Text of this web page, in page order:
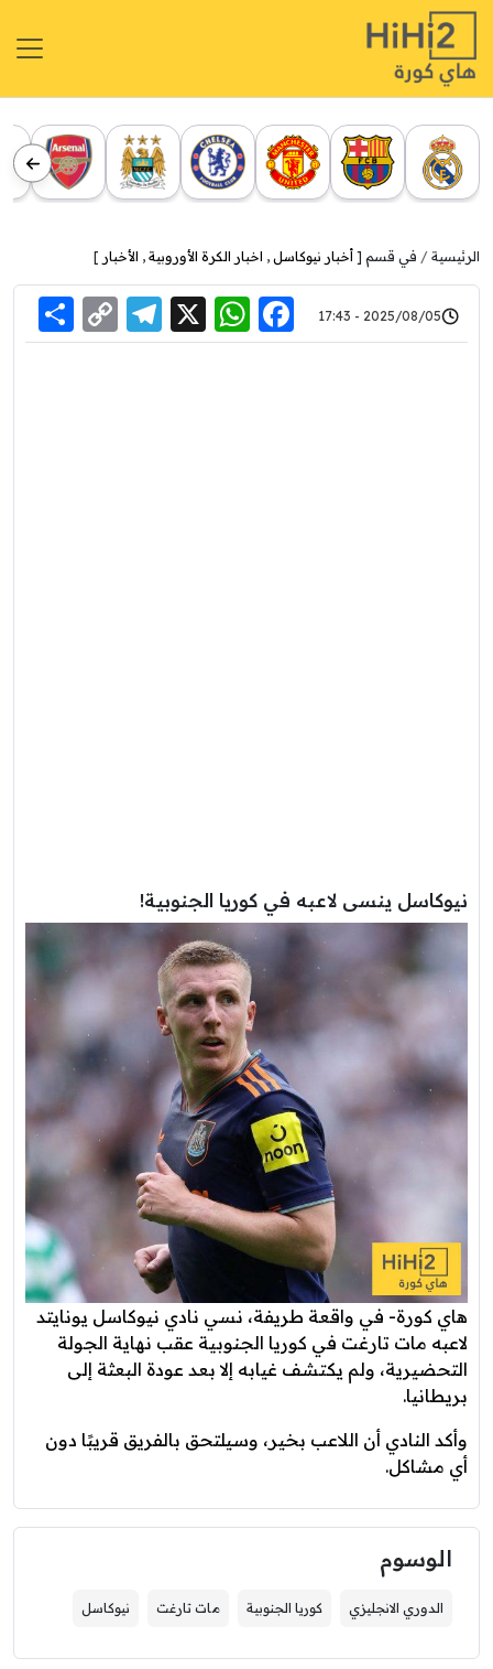
الرئيسية في قسم [ أخبار نيوكاسل , اخبار الكرة الأوروبية , الأخبار ]
2025/08/05 - 17:43
Facebook
WhatsApp
X
Link
نيوكاسل ينسى لاعبه في كوريا الجنوبية!
هاي كورة- في واقعة طريفة، نسي نادي نيوكاسل يونايتد
لاعبه مات تارغت في كوريا الجنوبية عقب نهاية الجولة
التحضيرية، ولم يكتشف غيابه إلا بعد عودة البعثة إلى
بريطانيا.
وأكد النادي أن اللاعب بخير، وسيلتحق بالفريق قريبًا دون
أي مشاكل.
الوسوم
الدوري الانجليزي كوريا الجنوبية مات تارغت نيوكاسل